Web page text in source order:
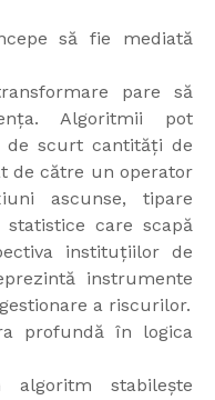
să fie mediată
pare să
Algoritmii pot
scurt cantități de
de către un operator
ascunse, tipare
care scapă
instituțiilor de
instrumente
a riscurilor.
profundă în logica
stabilește